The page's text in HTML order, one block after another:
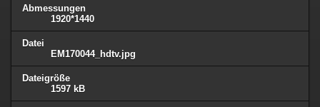
Abmessungen
1920*1440
Datei
EM170044_hdtv.jpg
Dateigröße
1597 kB